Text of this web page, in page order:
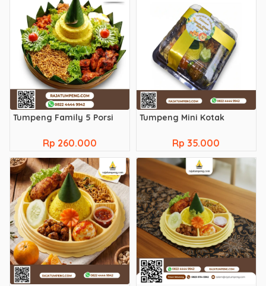
Tumpeng Family 5 Porsi
Rp 260.000
Tumpeng Mini Kotak
Rp 35.000